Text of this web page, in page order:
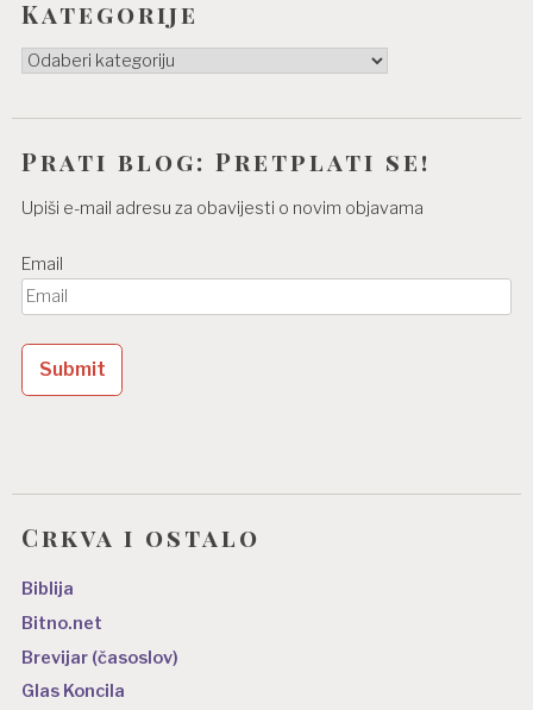
Kategorije
Kategorije
Prati blog: Pretplati se!
Upiši e-mail adresu za obavijesti o novim objavama
Email
Crkva i ostalo
Biblija
Bitno.net
Brevijar (časoslov)
Glas Koncila